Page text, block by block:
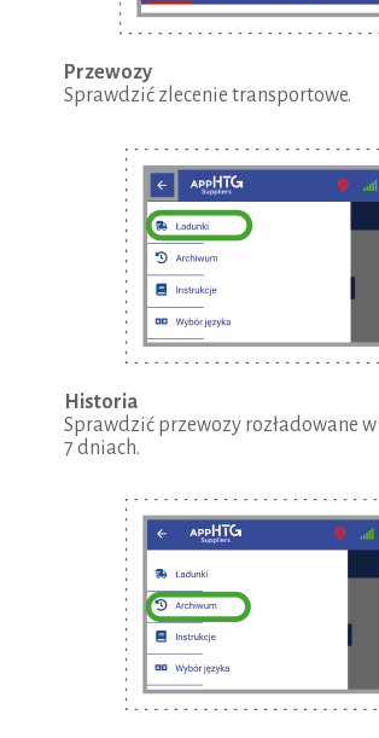
Przewozy
Sprawdzić zlecenie transportowe.
Historia
Sprawdzić przewozy rozładowane
7 dniach.